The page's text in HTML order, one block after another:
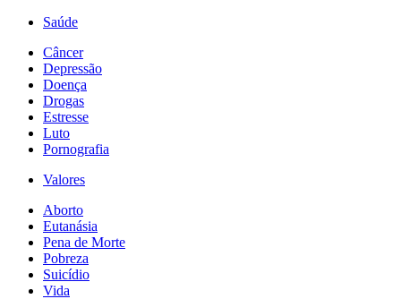
Saúde
Câncer
Depressão
Doença
Drogas
Estresse
Luto
Pornografia
Valores
Aborto
Eutanásia
Pena de Morte
Pobreza
Suicídio
Vida